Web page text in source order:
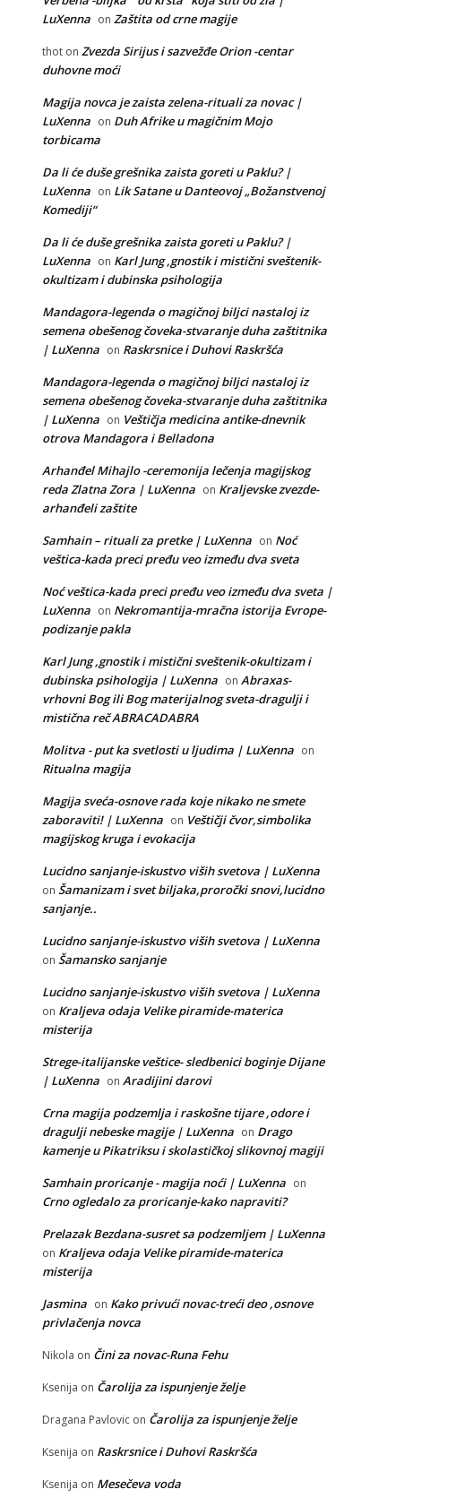
LuXenna on Zaštita od crne magije
thot on Zvezda Sirijus i sazvežđe Orion -centar
duhovne moći
Magija novca je zaista zelena-rituali za novac |
LuXenna on Duh Afrike u magičnim Mojo
torbicama
Da li će duše grešnika zaista goreti u Paklu? |
LuXenna on Lik Satane u Danteovoj „Božanstvenoj
Komediji“
Da li će duše grešnika zaista goreti u Paklu? |
LuXenna on Karl Jung ,gnostik i mistični sveštenik-
okultizam i dubinska psihologija
Mandagora-legenda o magičnoj biljci nastaloj iz
semena obešenog čoveka-stvaranje duha zaštitnika
| LuXenna on Raskrsnice i Duhovi Raskršća
Mandagora-legenda o magičnoj biljci nastaloj iz
semena obešenog čoveka-stvaranje duha zaštitnika
| LuXenna on Veštičja medicina antike-dnevnik
otrova Mandagora i Belladona
Arhanđel Mihajlo -ceremonija lečenja magijskog
reda Zlatna Zora | LuXenna on Kraljevske zvezde-
arhanđeli zaštite
Samhain – rituali za pretke | LuXenna on Noć
veštica-kada preci pređu veo između dva sveta
Noć veštica-kada preci pređu veo između dva sveta |
LuXenna on Nekromantija-mračna istorija Evrope-
podizanje pakla
Karl Jung ,gnostik i mistični sveštenik-okultizam i
dubinska psihologija | LuXenna on Abraxas-
vrhovni Bog ili Bog materijalnog sveta-dragulji i
mistična reč ABRACADABRA
Molitva - put ka svetlosti u ljudima | LuXenna on
Ritualna magija
Magija sveća-osnove rada koje nikako ne smete
zaboraviti! | LuXenna on Veštičji čvor,simbolika
magijskog kruga i evokacija
Lucidno sanjanje-iskustvo viših svetova | LuXenna
on Šamanizam i svet biljaka,proročki snovi,lucidno
sanjanje..
Lucidno sanjanje-iskustvo viših svetova | LuXenna
on Šamansko sanjanje
Lucidno sanjanje-iskustvo viših svetova | LuXenna
on Kraljeva odaja Velike piramide-materica
misterija
Strege-italijanske veštice- sledbenici boginje Dijane
| LuXenna on Aradijini darovi
Crna magija podzemlja i raskošne tijare ,odore i
dragulji nebeske magije | LuXenna on Drago
kamenje u Pikatriksu i skolastičkoj slikovnoj magiji
Samhain proricanje - magija noći | LuXenna on
Crno ogledalo za proricanje-kako napraviti?
Prelazak Bezdana-susret sa podzemljem | LuXenna
on Kraljeva odaja Velike piramide-materica
misterija
Jasmina on Kako privući novac-treći deo ,osnove
privlačenja novca
Nikola on Čini za novac-Runa Fehu
Ksenija on Čarolija za ispunjenje želje
Dragana Pavlovic on Čarolija za ispunjenje želje
Ksenija on Raskrsnice i Duhovi Raskršća
Ksenija on Mesečeva voda